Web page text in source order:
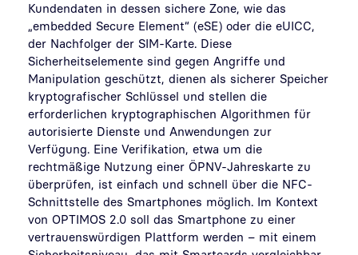
Kundendaten in dessen sichere Zone, wie das
„embedded Secure Element“ (eSE) oder die eUICC,
der Nachfolger der SIM-Karte. Diese
Sicherheitselemente sind gegen Angriffe und
Manipulation geschützt, dienen als sicherer Speicher
kryptografischer Schlüssel und stellen die
erforderlichen kryptographischen Algorithmen für
autorisierte Dienste und Anwendungen zur
Verfügung. Eine Verifikation, etwa um die
rechtmäßige Nutzung einer ÖPNV-Jahreskarte zu
überprüfen, ist einfach und schnell über die NFC-
Schnittstelle des Smartphones möglich. Im Kontext
von OPTIMOS 2.0 soll das Smartphone zu einer
vertrauenswürdigen Plattform werden – mit einem